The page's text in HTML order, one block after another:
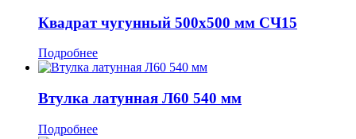
Квадрат чугунный 500x500 мм СЧ15
Подробнее
Втулка латунная Л60 540 мм
Подробнее